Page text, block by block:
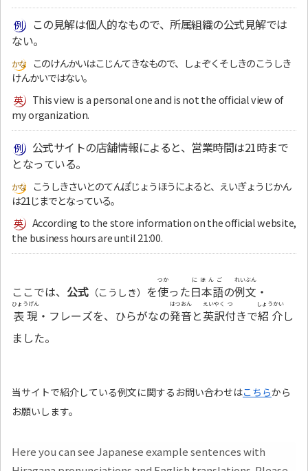
この見解は個人的なもので、所属組織の公式見解では
ない。
このけんかいはこじんてきなもので、しょぞくそしきのこうしき
けんかいではない。
This view is a personal one and is not the official view of
my organization.
公式サイトの店舗情報によると、営業時間は21時まで
となっている。
こうしきさいとのてんぽじょうほうによると、えいぎょうじかん
は21じまでとなっている。
According to the store information on the official website,
the business hours are until 21:00.
ここでは、 公式 （こうしき） を使
つか
った日本語
にほんご
の例文
れいぶん
・
表現
ひょうげん
・フレーズを、ひらがなの発音
はつおん
と英訳
えいやく
付
つ
きで紹介
しょうかい
し
ました。
当サイトで紹介している例文に関するお問い合わせはこちらから
お願いします。
Here you can see Japanese example sentences with